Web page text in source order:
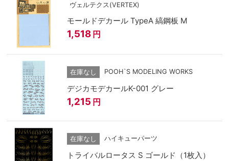
ヴェルテクス(VERTEX)
モールドデカール TypeA 縞鋼板 M
1,518 円
在庫なし POOH`S MODELING WORKS
デジカモデカールK-001 グレー
1,215 円
在庫なし ハイキューパーツ
トライバルロータス S ゴールド（1枚入）